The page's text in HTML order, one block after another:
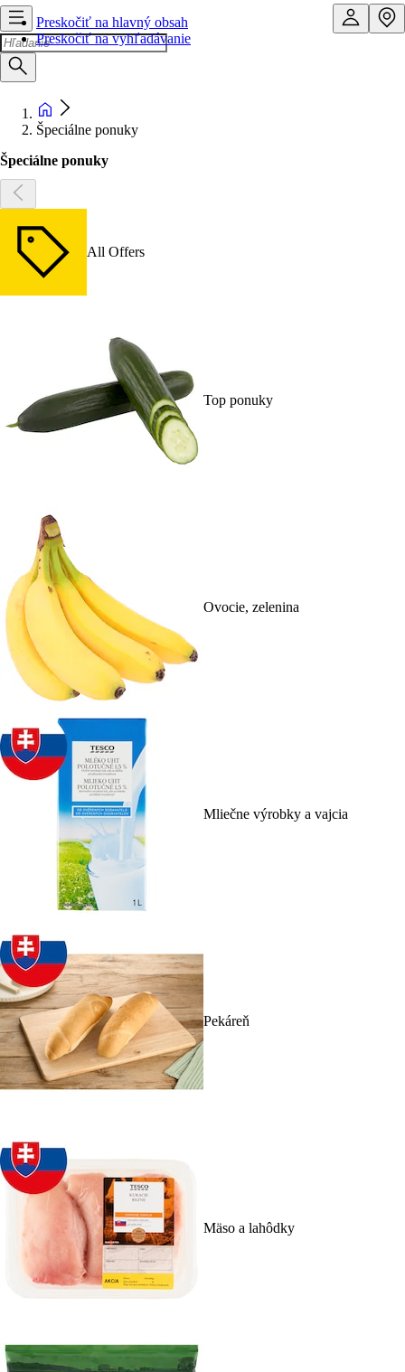
Preskočiť na hlavný obsah
Preskočiť na vyhľadávanie
Špeciálne ponuky
Špeciálne ponuky
All Offers
Top ponuky
Ovocie, zelenina
Mliečne výrobky a vajcia
Pekáreň
Mäso a lahôdky